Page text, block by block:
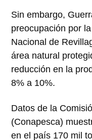
Sin embargo,
preocupación por
Nacional de
área natural
reducción en la
8% a 10%.
Datos de la
(Conapesca)
en el país 170 mil